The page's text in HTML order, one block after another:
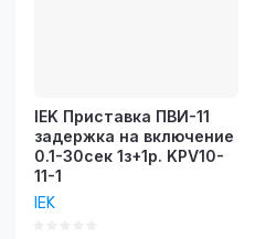
IEK Приставка ПВИ-11
задержка на включение
0.1-30сек 1з+1р. KPV10-
11-1
IEK